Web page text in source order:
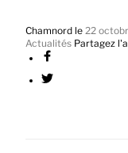
Chamnord le 22
Actualités Partagez